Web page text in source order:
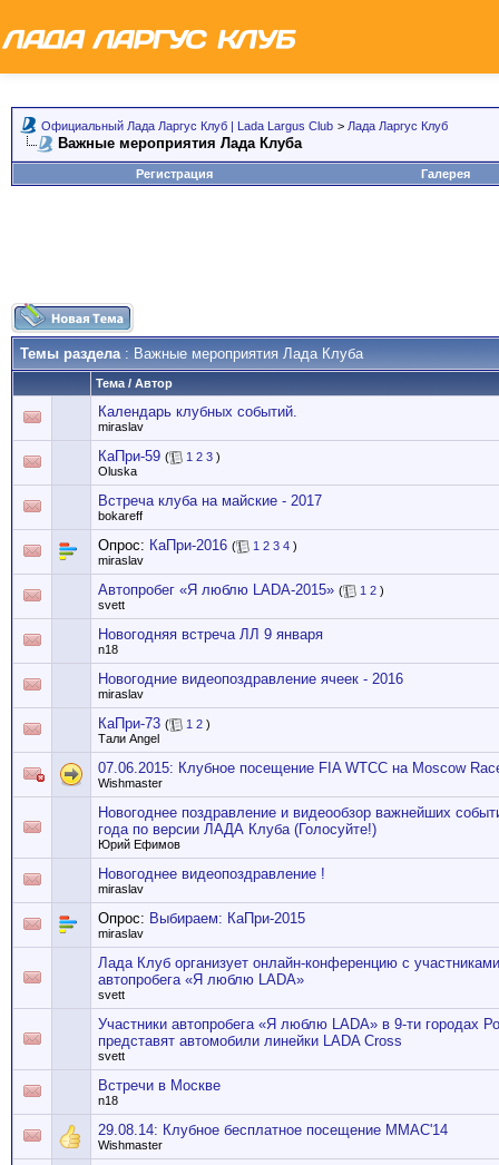
Официальный Лада Ларгус Клуб | Lada Largus Club > Лада Ларгус Клуб
Важные мероприятия Лада Клуба
Регистрация Галерея
Темы раздела: Важные мероприятия Лада Клуба
Тема / Автор
Календарь клубных событий.
miraslav
КаПри-59 ( 1 2 3 )
Oluska
Встреча клуба на майские - 2017
bokareff
Опрос: КаПри-2016 ( 1 2 3 4 )
miraslav
Автопробег «Я люблю LADA-2015» ( 1 2 )
svett
Новогодняя встреча ЛЛ 9 января
n18
Новогодние видеопоздравление ячеек - 2016
miraslav
КаПри-73 ( 1 2 )
Тали Angel
07.06.2015: Клубное посещение FIA WTCC на Moscow
Wishmaster
Новогоднее поздравление и видеообзор важнейших
года по версии ЛАДА Клуба (Голосуйте!)
Юрий Ефимов
Новогоднее видеопоздравление !
miraslav
Опрос: Выбираем: КаПри-2015
miraslav
Лада Клуб организует онлайн-конференцию с участниками
автопробега «Я люблю LADA»
svett
Участники автопробега «Я люблю LADA» в 9-ти городах
представят автомобили линейки LADA Cross
svett
Встречи в Москве
n18
29.08.14: Клубное бесплатное посещение ММАС'14
Wishmaster